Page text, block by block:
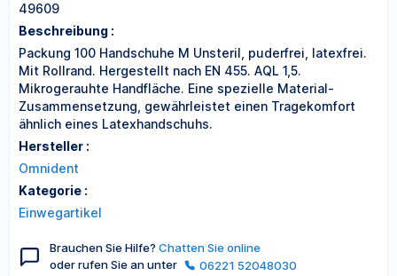
49609
Beschreibung :
Packung 100 Handschuhe M Unsteril, puderfrei, latexfrei.
Mit Rollrand. Hergestellt nach EN 455. AQL 1,5.
Mikrogerauhte Handfläche. Eine spezielle Material-
Zusammensetzung, gewährleistet einen Tragekomfort
ähnlich eines Latexhandschuhs.
Hersteller :
Omnident
Kategorie :
Einwegartikel
Brauchen Sie Hilfe? Chatten Sie online
oder rufen Sie an unter
06221 52048030